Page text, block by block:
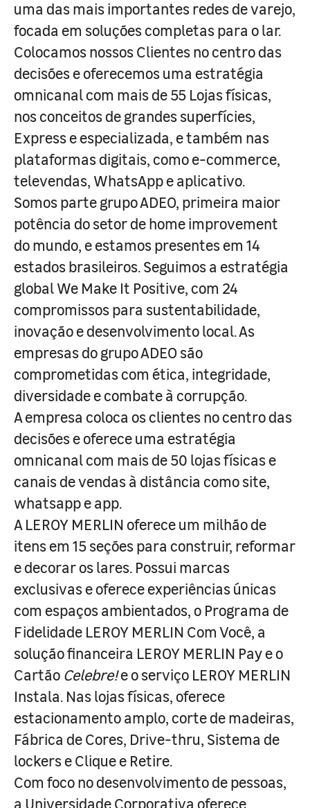
uma das mais importantes redes de varejo,
focada em soluções completas para o lar.
Colocamos nossos Clientes no centro das
decisões e oferecemos uma estratégia
omnicanal com mais de 55 Lojas físicas,
nos conceitos de grandes superfícies,
Express e especializada, e também nas
plataformas digitais, como e-commerce,
televendas, WhatsApp e aplicativo.
Somos parte grupo ADEO, primeira maior
potência do setor de home improvement
do mundo, e estamos presentes em 14
estados brasileiros. Seguimos a estratégia
global We Make It Positive, com 24
compromissos para sustentabilidade,
inovação e desenvolvimento local. As
empresas do grupo ADEO são
comprometidas com ética, integridade,
diversidade e combate à corrupção.
A empresa coloca os clientes no centro das
decisões e oferece uma estratégia
omnicanal com mais de 50 lojas físicas e
canais de vendas à distância como site,
whatsapp e app.
A LEROY MERLIN oferece um milhão de
itens em 15 seções para construir, reformar
e decorar os lares. Possui marcas
exclusivas e oferece experiências únicas
com espaços ambientados, o Programa de
Fidelidade LEROY MERLIN Com Você, a
solução financeira LEROY MERLIN Pay e o
Cartão Celebre!e o serviço LEROY MERLIN
Instala. Nas lojas físicas, oferece
estacionamento amplo, corte de madeiras,
Fábrica de Cores, Drive-thru, Sistema de
lockers e Clique e Retire.
Com foco no desenvolvimento de pessoas,
a Universidade Corporativa oferece